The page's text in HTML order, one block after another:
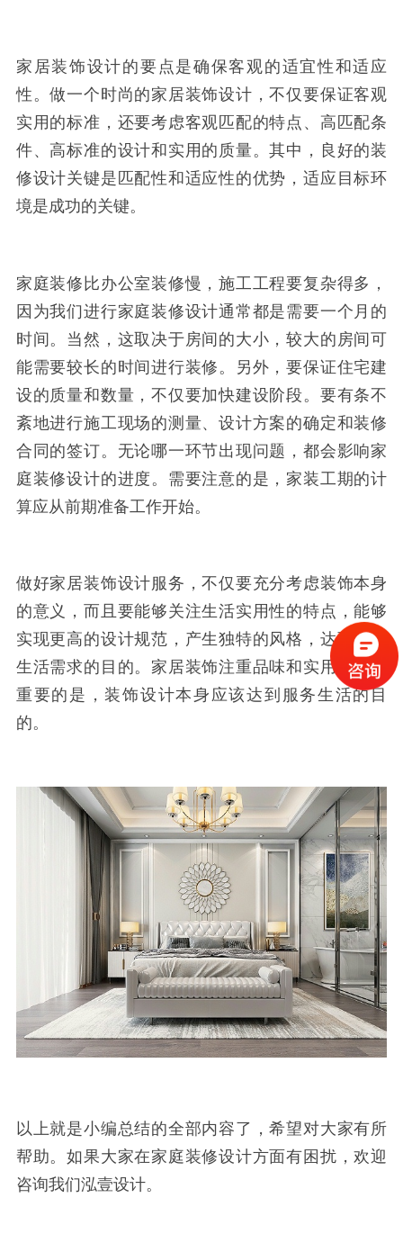
家居装饰设计的要点是确保客观的适宜性和适应
性。做一个时尚的家居装饰设计，不仅要保证客观
实用的标准，还要考虑客观匹配的特点、高匹配条
件、高标准的设计和实用的质量。其中，良好的装
修设计关键是匹配性和适应性的优势，适应目标环
境是成功的关键。
家庭装修比办公室装修慢，施工工程要复杂得多，
因为我们进行家庭装修设计通常都是需要一个月的
时间。当然，这取决于房间的大小，较大的房间可
能需要较长的时间进行装修。另外，要保证住宅建
设的质量和数量，不仅要加快建设阶段。要有条不
紊地进行施工现场的测量、设计方案的确定和装修
合同的签订。无论哪一环节出现问题，都会影响家
庭装修设计的进度。需要注意的是，家装工期的计
算应从前期准备工作开始。
做好家居装饰设计服务，不仅要充分考虑装饰本身
的意义，而且要能够关注生活实用性的特点，能够
实现更高的设计规范，产生独特的风格，达到满足
生活需求的目的。家居装饰注重品味和实用性，更
重要的是，装饰设计本身应该达到服务生活的目
的。
以上就是小编总结的全部内容了，希望对大家有所
帮助。如果大家在家庭装修设计方面有困扰，欢迎
咨询我们泓壹设计。